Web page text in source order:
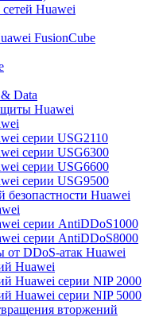
Huawei
FusionCube
Data
Huawei
серии USG2110
серии USG6300
серии USG6600
серии USG9500
Huawei
серии AntiDDoS1000
серии AntiDDoS8000
DDoS-атак Huawei
Huawei
Huawei серии NIP 2000
Huawei серии NIP 5000
вторжений